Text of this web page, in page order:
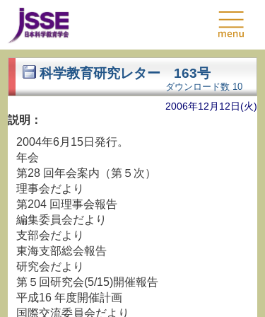
科学教育研究レター 163号
ダウンロード数 10
2006年12月12日(火)
説明：
2004年6月15日発行。
年会
第28 回年会案内（第５次）
理事会だより
第204 回理事会報告
編集委員会だより
支部会だより
東海支部総会報告
研究会だより
第５回研究会(5/15)開催報告
平成16 年度開催計画
国際交流委員会だより